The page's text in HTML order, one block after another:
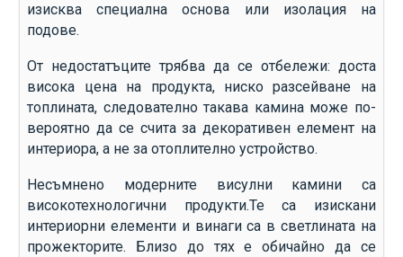
изисква специална основа или изолация на
подове.
От недостатъците трябва да се отбележи: доста
висока цена на продукта, ниско разсейване на
топлината, следователно такава камина може по-
вероятно да се счита за декоративен елемент на
интериора, а не за отоплително устройство.
Несъмнено модерните висулни камини са
високотехнологични продукти.Те са изискани
интериорни елементи и винаги са в светлината на
прожекторите. Близо до тях е обичайно да се